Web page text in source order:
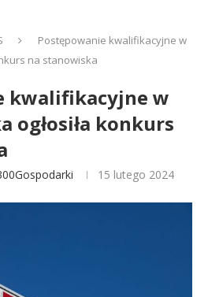
Postępowanie kwalifikacyjne w
na stanowiska
kwalifikacyjne w
ogłosiła konkurs
15 lutego 2024